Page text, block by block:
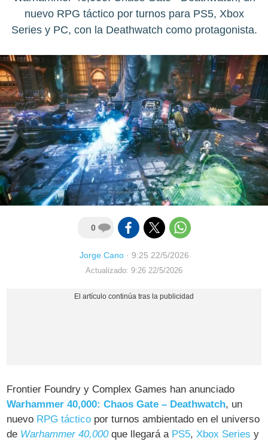
nuevo RPG táctico por turnos para PS5, Xbox
Series y PC, con la Deathwatch como protagonista.
0
Jorge Cano· 9:25 22/5/2026
Actualizado: 9:26 22/5/2026
Frontier Foundry y Complex Games han anunciado
Warhammer 40,000: Chaos Gate – Deathwatch, un
nuevo RPG táctico por turnos ambientado en el universo
de Warhammer 40,000que llegará a PS5,Xbox Series y